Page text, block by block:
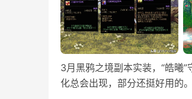
3月黑鸦之境副本实装，“皓曦
化总会出现，部分还挺好用的